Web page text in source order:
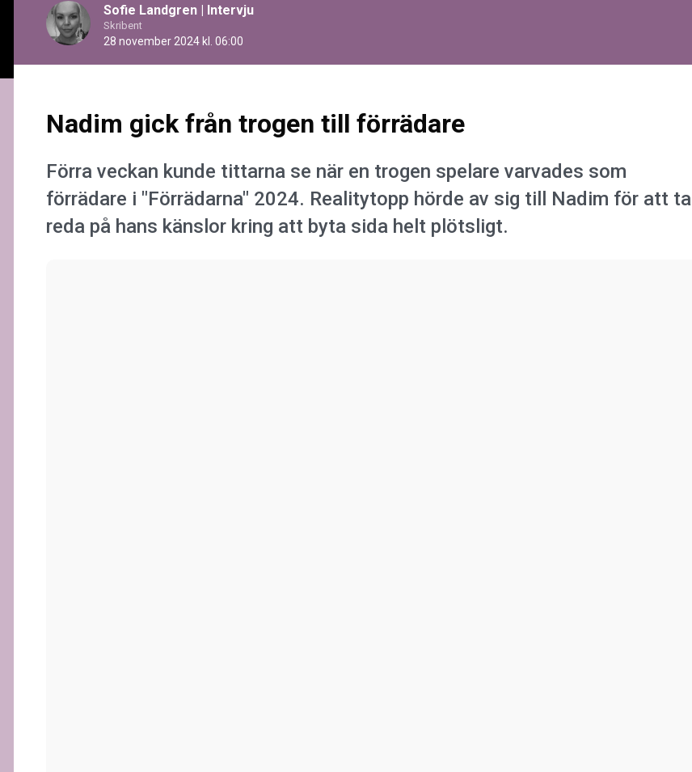
Sofie Landgren | Intervju
Skribent
28 november 2024 kl. 06:00
Nadim gick från trogen till förrädare
Förra veckan kunde tittarna se när en trogen spelare varvades som
förrädare i "Förrädarna" 2024. Realitytopp hörde av sig till Nadim för att ta
reda på hans känslor kring att byta sida helt plötsligt.